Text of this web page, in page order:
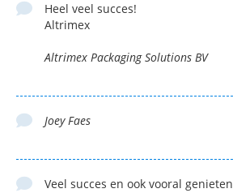
Heel veel succes!
Altrimex
Altrimex Packaging Solutions BV
Joey Faes
Veel succes en ook vooral genieten